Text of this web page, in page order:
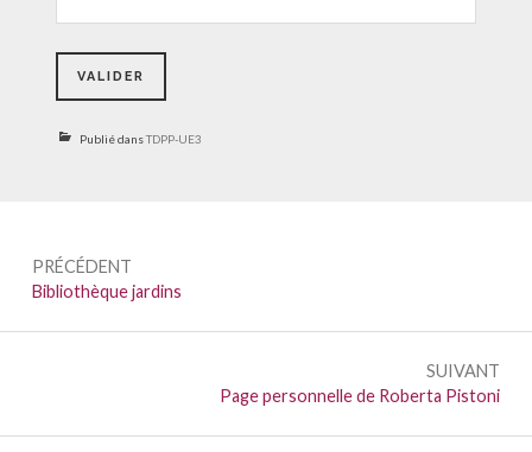
Publié dansTDPP-UE3
Navigation
de
l’article
PRÉCÉDENT
Précédent :
Bibliothèque jardins
SUIVANT
Suivant :
Page personnelle de Roberta Pistoni